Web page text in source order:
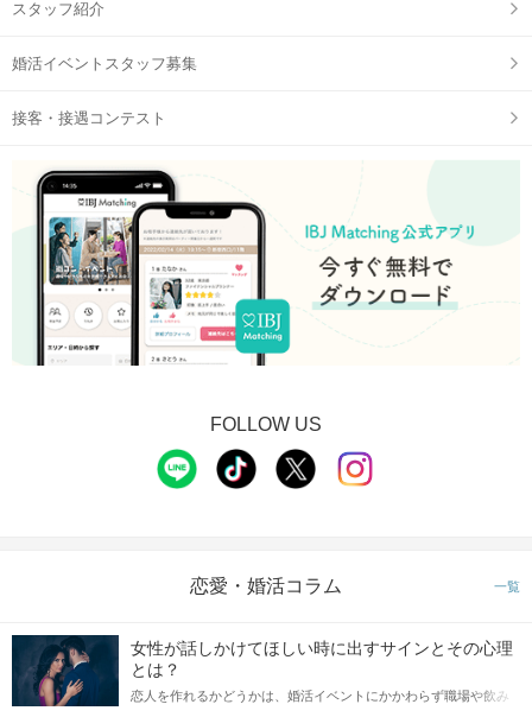
スタッフ紹介
婚活イベントスタッフ募集
接客・接遇コンテスト
FOLLOW US
恋愛・婚活コラム 一覧
女性が話しかけてほしい時に出すサインとその心理
とは？
恋人を作れるかどうかは、婚活イベントにかかわらず職場や飲み